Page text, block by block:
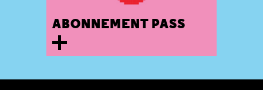
ABONNEMENT PASS